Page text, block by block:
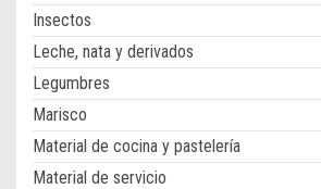
Insectos
Leche, nata y derivados
Legumbres
Marisco
Material de cocina y pastelería
Material de servicio